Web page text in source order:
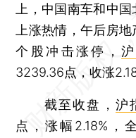
上，中国南车和中
上涨热情，午后房
个股冲击涨停，
3239.36点，收涨
截至收盘， 沪
点，涨幅2.18%，